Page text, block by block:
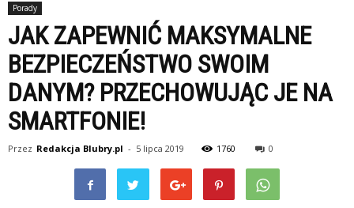
Porady
JAK ZAPEWNIĆ MAKSYMALNE
BEZPIECZEŃSTWO SWOIM
DANYM? PRZECHOWUJĄC JE NA
SMARTFONIE!
Przez Redakcja Blubry.pl - 5 lipca 2019 1760 0